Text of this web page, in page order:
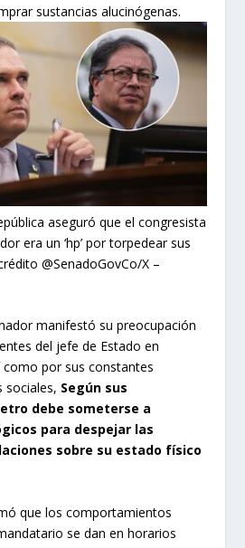
sustancias alucinógenas.
aseguró que el congresista
era un ‘hp’ por torpedear sus
@SenadoGovCo/X –
manifestó su preocupación
del jefe de Estado en
por sus constantes
sociales, Según sus
debe someterse a
para despejar las
sobre su estado físico
que los comportamientos
se dan en horarios